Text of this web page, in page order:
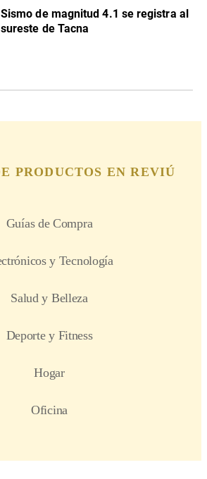
Sismo de magnitud 4.1 se registra al
sureste de Tacna